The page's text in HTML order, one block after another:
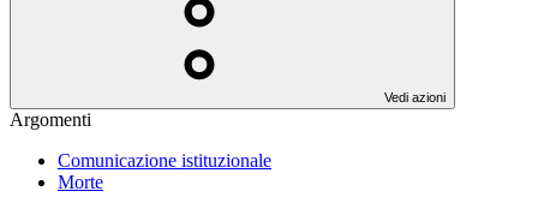
Vedi azioni
Argomenti
Comunicazione istituzionale
Morte